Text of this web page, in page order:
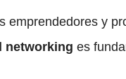
emprendedores y
networking es